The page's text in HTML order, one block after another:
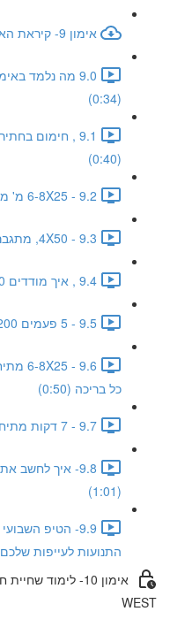
אימון 9- קיראת האימון והליכה לבריכה עם חיוך ענק
(0:34)
(0:40)
9.2 - 6-8X25 מ' מינימום תנועות (2:43)
9.3 - 4X50, מתגבר 1 עד 4 (0:54)
9.4 , איך מודדים 200 מ' בשחייה שהיא לא מהירה ? (1:30)
9.5 - 5 פעמים 200מ' שליטה בקצב קבוע (1:01)
כל בריכה (0:50)
9.7 - 7 דקות מתיחות לידיים בדגש על חץ וחץ הפוך (1:15)
(1:01)
התנועות לעייפות שלכם
WEST